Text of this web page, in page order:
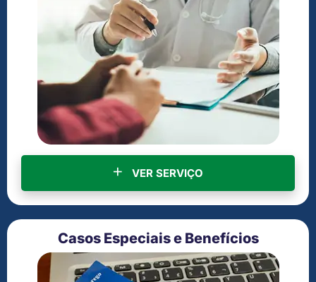
VER SERVIÇO
Casos Especiais e Benefícios